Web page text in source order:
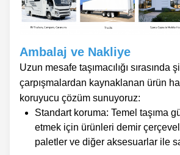
Ambalaj ve Nakliye
Uzun mesafe taşımacılığı sırasında
çarpışmalardan kaynaklanan ürün
koruyucu çözüm sunuyoruz:
Standart koruma: Temel taşıma
etmek için ürünleri demir
paletler ve diğer aksesuarlar ile